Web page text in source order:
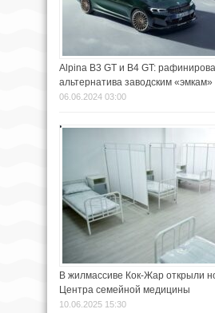
Alpina B3 GT и B4 GT:
альтернатива заводским «эмкам»
06.06.2024 03:00
В жилмассиве Кок-Жар открыли
Центра семейной медицины
10.06.2025 15:30